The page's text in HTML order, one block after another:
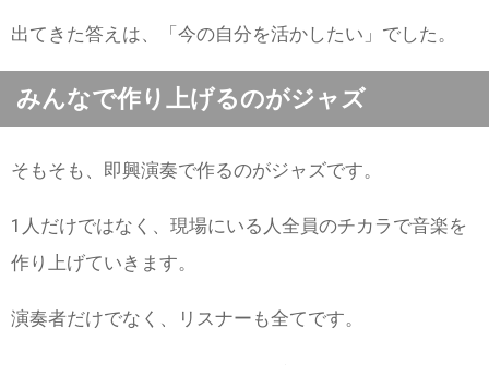
出てきた答えは、「今の自分を活かしたい」でした。
みんなで作り上げるのがジャズ
そもそも、即興演奏で作るのがジャズです。
1人だけではなく、現場にいる人全員のチカラで音楽を
作り上げていきます。
演奏者だけでなく、リスナーも全てです。